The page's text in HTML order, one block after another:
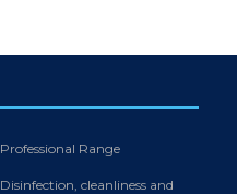
Professional Range
Disinfection, cleanliness and